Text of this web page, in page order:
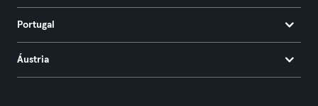
Portugal
Áustria